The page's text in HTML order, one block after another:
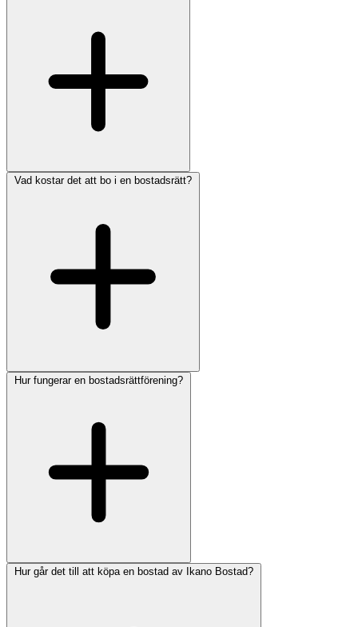
Vad kostar det att bo i en bostadsrätt?
Hur fungerar en bostadsrättförening?
Hur går det till att köpa en bostad av Ikano Bostad?